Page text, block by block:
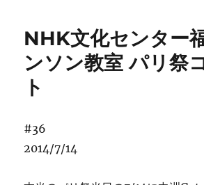
NHK文化センター
ンソン教室 パリ祭
ト
#36
2014/7/14